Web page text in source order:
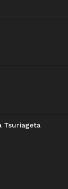
Tsuriageta